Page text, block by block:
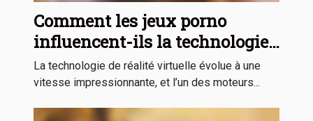
Comment les jeux porno
influencent-ils la technologie
de réalité virtuelle ?
La technologie de réalité virtuelle évolue à une
vitesse impressionnante, et l’un des moteurs...